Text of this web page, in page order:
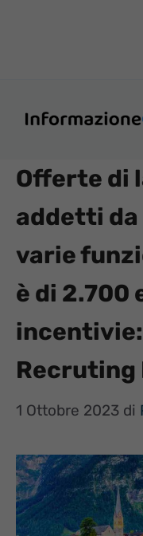
Offerte di
addetti da
varie
è di 2.700
Recruting
1 Ottobre 2023 di